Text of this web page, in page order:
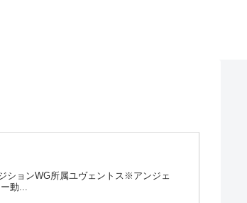
ションWG所属ユヴェントス※アンジェ
動...